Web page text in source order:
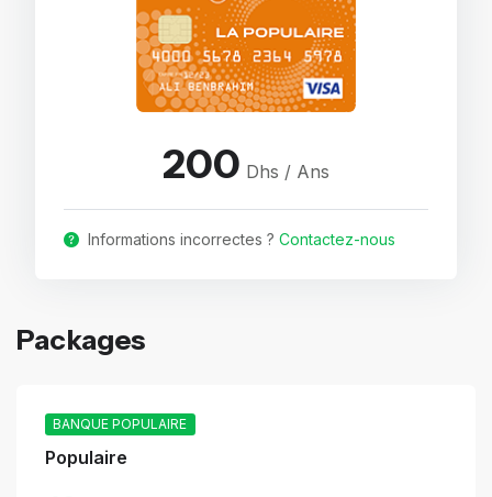
200 Dhs / Ans
Informations incorrectes ?Contactez-nous
Packages
BANQUE POPULAIRE
Populaire